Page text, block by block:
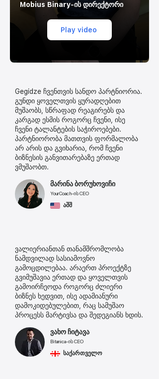
Play video
Mobius Binary-ის დირექტორი
Gegidze ჩვენთვის სანდო პარტნიორია.
გუნდი ყოველთვის ყურადღებით
მუშაობს, სწრაფად რეაგირებს და
კარგად ესმის როგორც ჩვენი, ისე
ჩვენი ტალანტების საჭიროებები.
პარტნიორობა მათთვის ფორმალობა
არ არის და გვიხარია, რომ ჩვენი
ბიზნესის განვითარებაზე ერთად
ვმუშაობთ.
მარინა ბორუხოვიჩი
YourCoach-ის CEO
აშშ
ვალიერიანთან თანამშრომლობა
ნამდვილად სასიამოვნო
გამოცდილებაა. არაერთ პროექტზე
გვიმუშავია ერთად და ყოველთვის
გამოირჩეოდა როგორც ძლიერი
ბიზნეს ხედვით, ისე ადამიანური
დამოკიდებულებით, რაც სამუშაო
პროცესს მარტივსა და შედეგიანს ხდის.
ვახო ჩიტავა
Bitanica-ის CEO
საქართველო